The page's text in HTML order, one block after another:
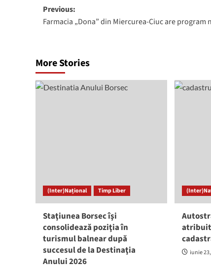
Post
navigation
Previous:
Farmacia „Dona” din Miercurea-Ciuc are program
More Stories
(Inter)Național Timp Liber
Staţiunea Borsec îşi
consolidează poziţia în
turismul balnear după
succesul de la Destinaţia
Anului 2026
iunie